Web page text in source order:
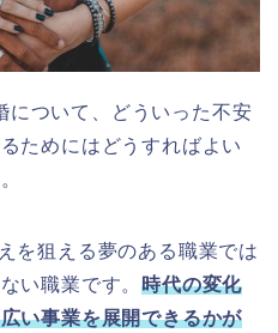
について、どういった不安
ためにはどうすればよい
を狙える夢のある職業では
い職業です。時代の変化
い事業を展開できるかが